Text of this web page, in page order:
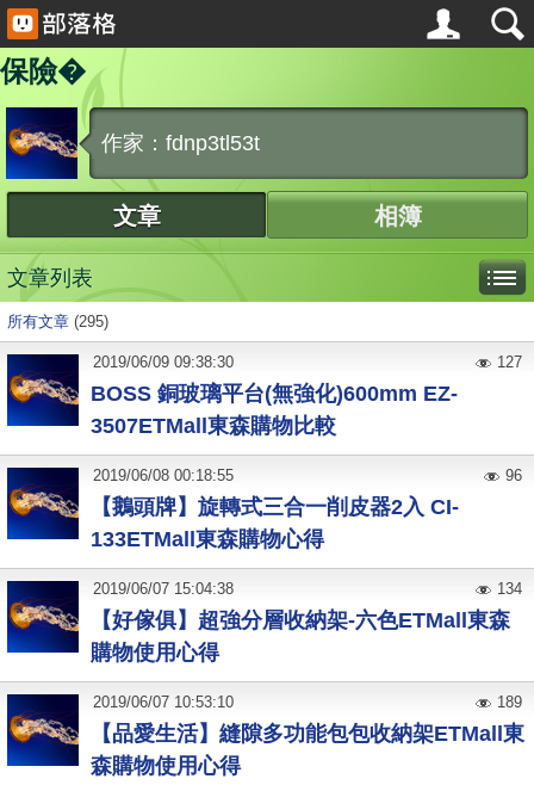
保險�
作家：fdnp3tl53t
文章 相簿
文章列表
所有文章 (295)
BOSS 銅玻璃平台(無強化)600mm EZ-
3507ETMall東森購物比較
2019/06/09 09:38:30 127
【鵝頭牌】旋轉式三合一削皮器2入 CI-
133ETMall東森購物心得
2019/06/08 00:18:55 96
【好傢俱】超強分層收納架-六色ETMall東森
購物使用心得
2019/06/07 15:04:38 134
【品愛生活】縫隙多功能包包收納架ETMall東
森購物使用心得
2019/06/07 10:53:10 189